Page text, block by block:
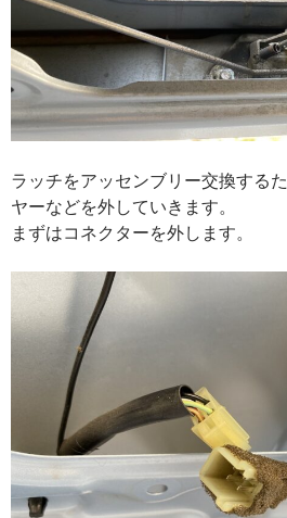
ラッチをアッセンブリー交換する
ヤーなどを外していきます。
まずはコネクターを外します。